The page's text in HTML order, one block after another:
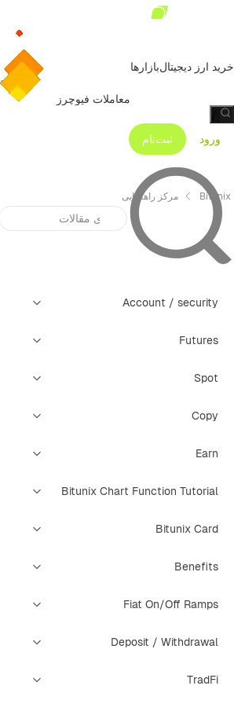
خرید ارز دیجیتالبازارها
معاملات فیوچرز
ورود
ثبت‌نام
Bitunix مرکز راهنمایی
Account / security
Futures
Spot
Copy
Earn
Bitunix Chart Function Tutorial
Bitunix Card
Benefits
Fiat On/Off Ramps
Deposit / Withdrawal
TradFi